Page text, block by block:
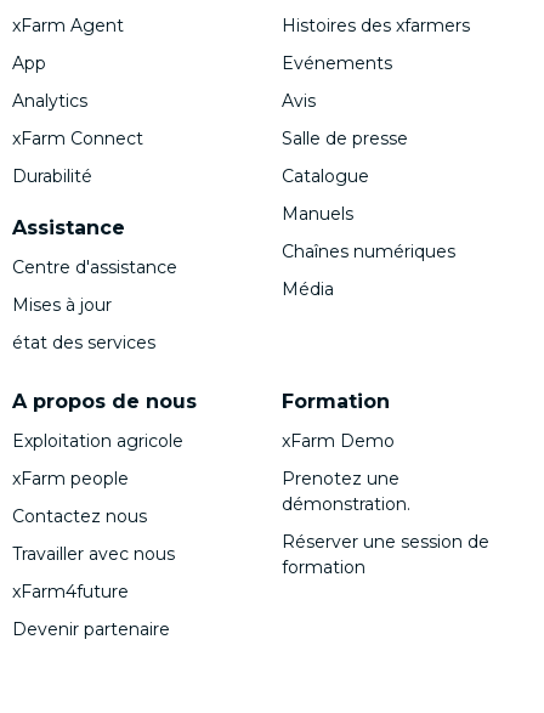
xFarm Agent
App
Analytics
xFarm Connect
Durabilité
Assistance
Centre d'assistance
Mises à jour
état des services
A propos de nous
Exploitation agricole
xFarm people
Contactez nous
Travailler avec nous
xFarm4future
Devenir partenaire
Histoires des xfarmers
Evénements
Avis
Salle de presse
Catalogue
Manuels
Chaînes numériques
Média
Formation
xFarm Demo
Prenotez une
démonstration.
Réserver une session de
formation